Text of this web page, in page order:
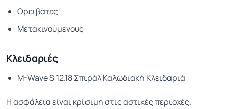
Ορειβάτες
Μετακινούμενους
Κλειδαριές
M-Wave S 12.18 Σπιράλ Καλωδιακή Κλειδαριά
Η ασφάλεια είναι κρίσιμη στις αστικές περιοχές.